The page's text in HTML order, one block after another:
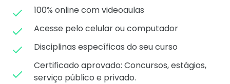
100% online com videoaulas
Acesse pelo celular ou computador
Disciplinas específicas do seu curso
Certificado aprovado: Concursos, estágios,
serviço público e privado.